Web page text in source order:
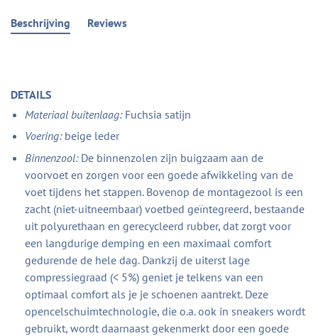
Beschrijving Reviews
DETAILS
Materiaal buitenlaag: Fuchsia satijn
Voering:beige leder
Binnenzool:De binnenzolen zijn buigzaam aan de
voorvoet en zorgen voor een goede afwikkeling van de
voet tijdens het stappen. Bovenop de montagezool is een
zacht (niet-uitneembaar) voetbed geïntegreerd, bestaande
uit polyurethaan en gerecycleerd rubber, dat zorgt voor
een langdurige demping en een maximaal comfort
gedurende de hele dag. Dankzij de uiterst lage
compressiegraad (< 5%) geniet je telkens van een
optimaal comfort als je je schoenen aantrekt. Deze
opencelschuimtechnologie, die o.a. ook in sneakers wordt
gebruikt, wordt daarnaast gekenmerkt door een goede